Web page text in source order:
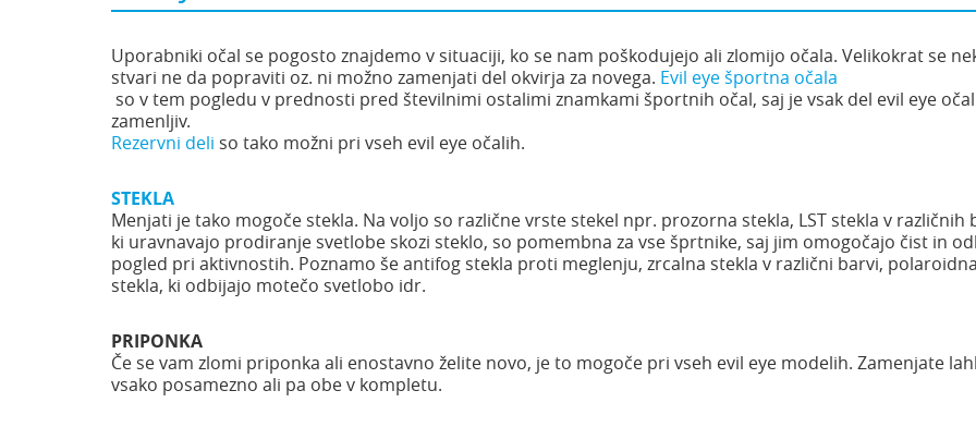
Uporabniki očal se pogosto znajdemo v situaciji, ko se nam poškodujejo ali zlomijo očala. Velikokrat se
stvari ne da popraviti oz. ni možno zamenjati del okvirja za novega. Evil eye športna očala
so v tem pogledu v prednosti pred številnimi ostalimi znamkami športnih očal, saj je vsak del evil eye očal
zamenljiv.
Rezervni deli so tako možni pri vseh evil eye očalih.
STEKLA
Menjati je tako mogoče stekla. Na voljo so različne vrste stekel npr. prozorna stekla, LST stekla v različnih
ki uravnavajo prodiranje svetlobe skozi steklo, so pomembna za vse šprtnike, saj jim omogočajo čist in
pogled pri aktivnostih. Poznamo še antifog stekla proti meglenju, zrcalna stekla v različni barvi, polaroidna
stekla, ki odbijajo motečo svetlobo idr.
PRIPONKA
Če se vam zlomi priponka ali enostavno želite novo, je to mogoče pri vseh evil eye modelih. Zamenjate
vsako posamezno ali pa obe v kompletu.